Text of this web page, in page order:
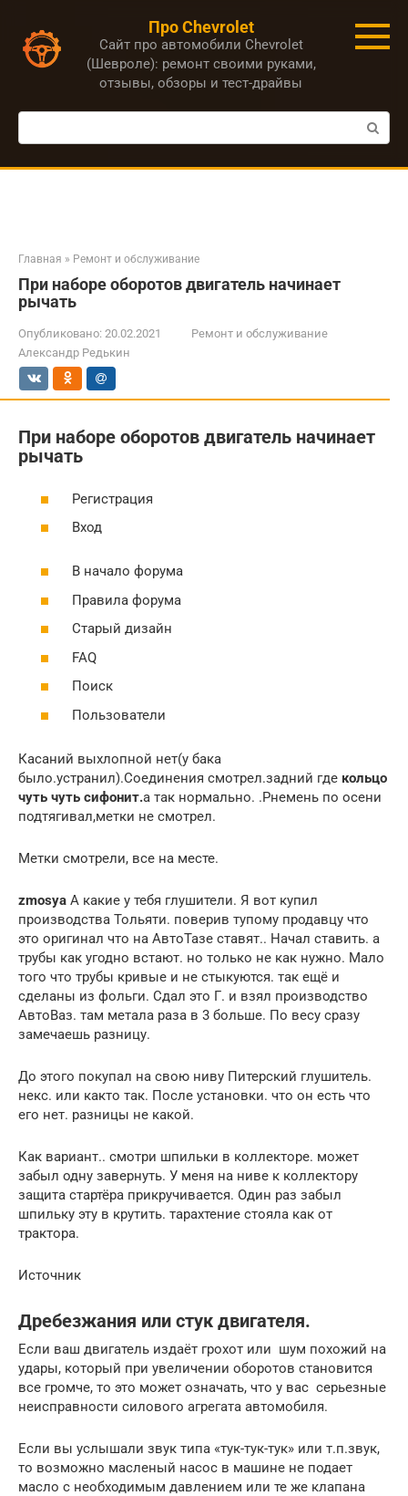
контенту
Про Chevrolet
Сайт про автомобили Chevrolet
(Шевроле): ремонт своими руками,
отзывы, обзоры и тест-драйвы
Поиск:
Главная » Ремонт и обслуживание
При наборе оборотов двигатель начинает
рычать
Опубликовано: 20.02.2021
Ремонт и обслуживание
Александр Редькин
При наборе оборотов двигатель начинает
рычать
Регистрация
Вход
В начало форума
Правила форума
Старый дизайн
FAQ
Поиск
Пользователи
Касаний выхлопной нет(у бака
было.устранил).Соединения смотрел.задний где кольцо
чуть чуть сифонит.а так нормально. .Рнемень по осени
подтягивал,метки не смотрел.
Метки смотрели, все на месте.
zmosya А какие у тебя глушители. Я вот купил
производства Тольяти. поверив тупому продавцу что
это оригинал что на АвтоТазе ставят.. Начал ставить. а
трубы как угодно встают. но только не как нужно. Мало
того что трубы кривые и не стыкуются. так ещё и
сделаны из фольги. Сдал это Г. и взял производство
АвтоВаз. там метала раза в 3 больше. По весу сразу
замечаешь разницу.
До этого покупал на свою ниву Питерский глушитель.
некс. или както так. После установки. что он есть что
его нет. разницы не какой.
Как вариант.. смотри шпильки в коллекторе. может
забыл одну завернуть. У меня на ниве к коллектору
защита стартёра прикручивается. Один раз забыл
шпильку эту в крутить. тарахтение стояла как от
трактора.
Источник
Дребезжания или стук двигателя.
Если ваш двигатель издаёт грохот или шум похожий на
удары, который при увеличении оборотов становится
все громче, то это может означать, что у вас серьезные
неисправности силового агрегата автомобиля.
Если вы услышали звук типа «тук-тук-тук» или т.п.звук,
то возможно масленый насос в машине не подает
масло с необходимым давлением или те же клапана